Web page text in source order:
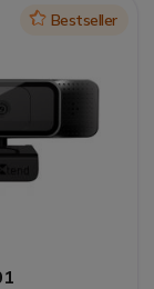
IconBestseller